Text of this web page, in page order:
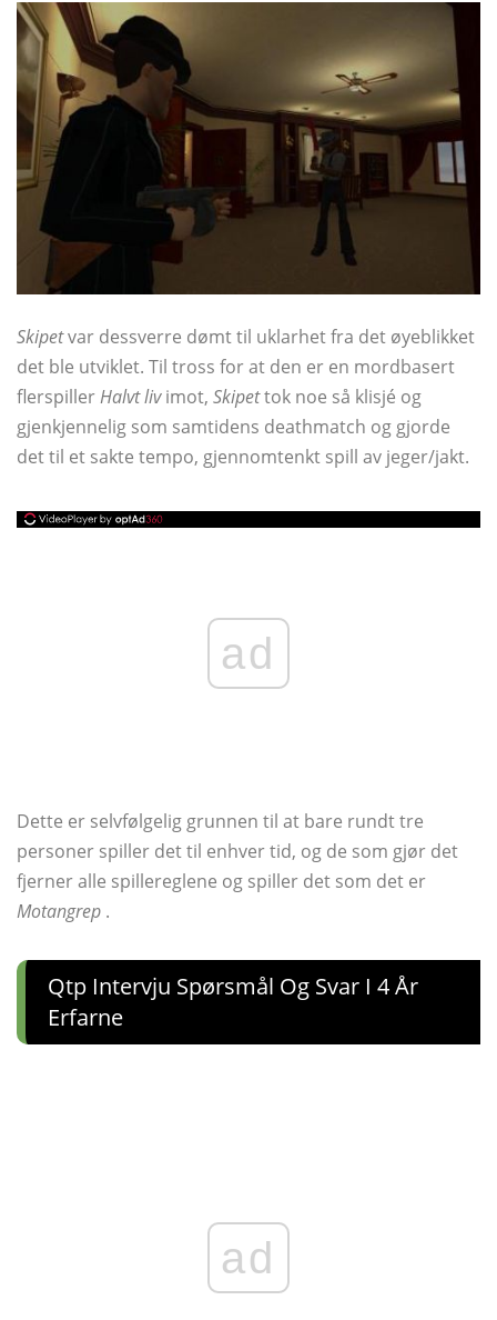
Skipetvar dessverre dømt til uklarhet fra det øyeblikket
det ble utviklet. Til tross for at den er en mordbasert
flerspillerHalvt livimot, Skipettok noe så klisjé og
gjenkjennelig som samtidens deathmatch og gjorde
det til et sakte tempo, gjennomtenkt spill av jeger/jakt.
ad
Dette er selvfølgelig grunnen til at bare rundt tre
personer spiller det til enhver tid, og de som gjør det
fjerner alle spillereglene og spiller det som det er
Motangrep .
Qtp Intervju Spørsmål Og Svar I 4 År
Erfarne
ad